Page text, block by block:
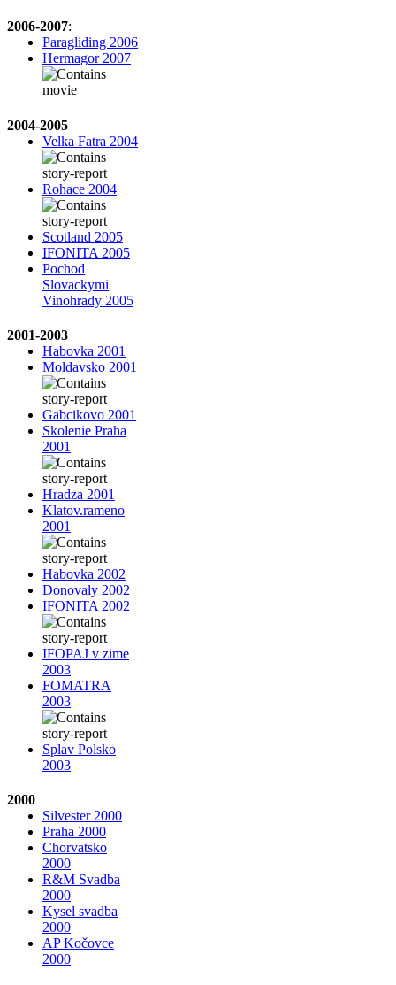
2006-2007:
Paragliding 2006
Hermagor 2007
2004-2005
Velka Fatra 2004
Rohace 2004
Scotland 2005
IFONITA 2005
Pochod
Slovackymi
Vinohrady 2005
2001-2003
Habovka 2001
Moldavsko 2001
Gabcikovo 2001
Skolenie Praha
2001
Hradza 2001
Klatov.rameno
2001
Habovka 2002
Donovaly 2002
IFONITA 2002
IFOPAJ v zime
2003
FOMATRA
2003
Splav Polsko
2003
2000
Silvester 2000
Praha 2000
Chorvatsko
2000
R&M Svadba
2000
Kysel svadba
2000
AP Kočovce
2000